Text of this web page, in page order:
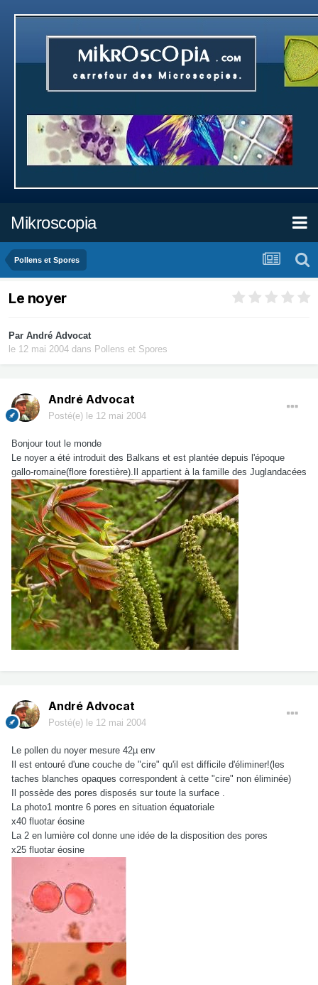
Mikroscopia
Pollens et Spores
Le noyer
Par André Advocat
le 12 mai 2004 dans Pollens et Spores
André Advocat
Posté(e) le 12 mai 2004
Bonjour tout le monde
Le noyer a été introduit des Balkans et est plantée depuis l'époque
gallo-romaine(flore forestière).Il appartient à la famille des Juglandacées
André Advocat
Posté(e) le 12 mai 2004
Le pollen du noyer mesure 42µ env
Il est entouré d'une couche de "cire" qu'il est difficile d'éliminer!(les
taches blanches opaques correspondent à cette "cire" non éliminée)
Il possède des pores disposés sur toute la surface .
La photo1 montre 6 pores en situation équatoriale
x40 fluotar éosine
La 2 en lumière col donne une idée de la disposition des pores
x25 fluotar éosine